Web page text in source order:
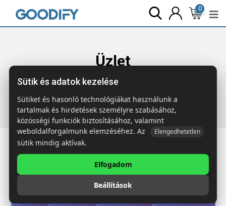
0
Üzlet
Főoldal Termékek Wellness & Ápolás
Növényi viaszgyertya 80 gr
Étkezés & Ivás
Wellness & Ápolás
Sütik és adatok kezelése
Sütiket és hasonló technológiákat használunk a
tartalmak és hirdetések személyre szabásához,
közösségi funkciók biztosításához, valamint
weboldalforgalmunk elemzéséhez. Az
Elengedhetetlen
sütik mindig aktívak.
Elfogadom
Beállítások